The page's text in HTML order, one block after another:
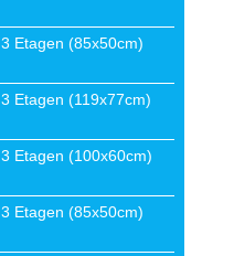
Etagen (85x50cm)
Etagen (119x77cm)
Etagen (100x60cm)
Etagen (85x50cm)